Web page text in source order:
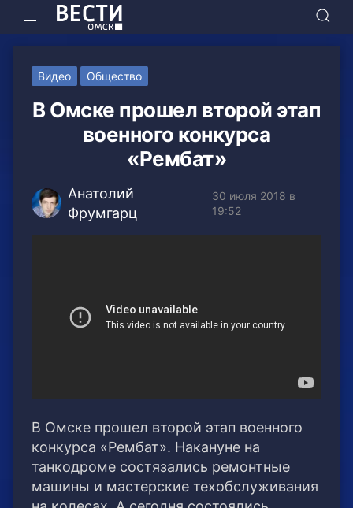
Видео Общество
В Омске прошел второй этап
военного конкурса
«Рембат»
Анатолий
Фрумгарц
30 июля 2018 в
19:52
В Омске прошел второй этап военного
конкурса «Рембат». Накануне на
танкодроме состязались ремонтные
машины и мастерские техобслуживания